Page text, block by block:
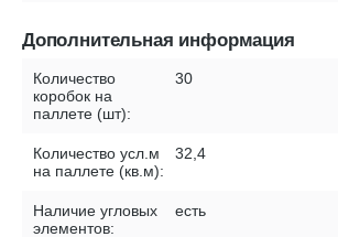
Дополнительная информация
Количество
коробок на
паллете (шт):
30
Количество усл.м
на паллете (кв.м):
32,4
Наличие угловых
элементов:
есть